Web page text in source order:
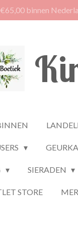
binnen
SIERADEN
STORE